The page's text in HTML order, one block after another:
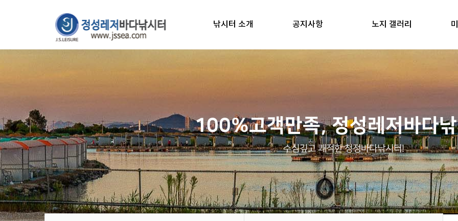
낚시터 소개 공지사항 노지 갤러리
100%고객만족, 정성레저바다
수심깊고 쾌적한 청정바다낚시터!